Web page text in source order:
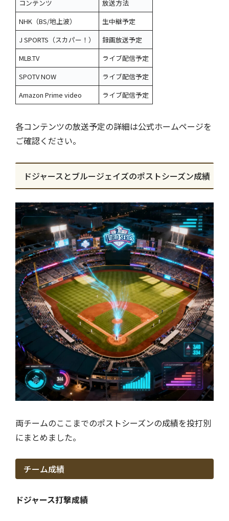
コンテンツ
放送方法
NHK（BS/地上波）
生中継予定
J SPORTS（スカパー！）
録画放送予定
MLB.TV
ライブ配信予定
SPOTV NOW
ライブ配信予定
Amazon Prime video
ライブ配信予定
各コンテンツの放送予定の詳細は公式ホームページを
ご確認ください。
ドジャースとブルージェイズのポストシーズン成績
両チームのここまでのポストシーズンの成績を投打別
にまとめました。
チーム成績
ドジャース打撃成績